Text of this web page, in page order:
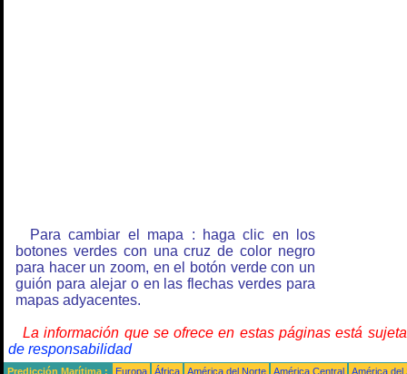
Para cambiar el mapa : haga clic en los
botones verdes con una cruz de color negro
para hacer un zoom, en el botón verde con un
guión para alejar o en las flechas verdes para
mapas adyacentes.
La información que se ofrece en estas páginas está
de responsabilidad
Predicción Marítima : Europa África América del Norte América Central
América del